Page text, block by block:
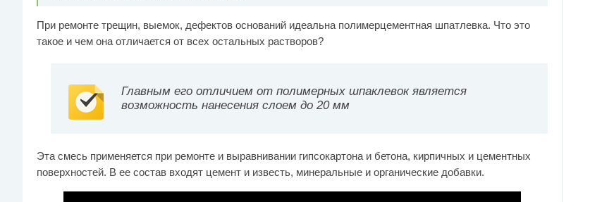
При ремонте трещин, выемок, дефектов оснований идеальна полимерцементная шпатлевка. Что это
такое и чем она отличается от всех остальных растворов?
Главным его отличием от полимерных шпаклевок является
возможность нанесения слоем до 20 мм
Эта смесь применяется при ремонте и выравнивании гипсокартона и бетона, кирпичных и цементных
поверхностей. В ее состав входят цемент и известь, минеральные и органические добавки.